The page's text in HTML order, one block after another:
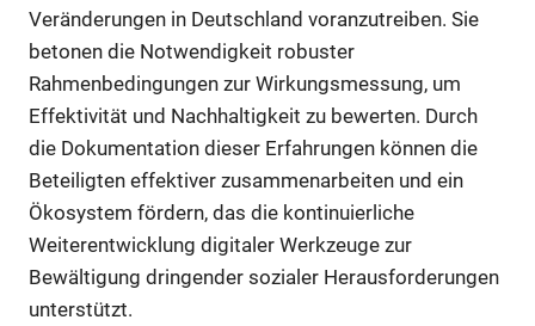
Veränderungen in Deutschland voranzutreiben. Sie
betonen die Notwendigkeit robuster
Rahmenbedingungen zur Wirkungsmessung, um
Effektivität und Nachhaltigkeit zu bewerten. Durch
die Dokumentation dieser Erfahrungen können die
Beteiligten effektiver zusammenarbeiten und ein
Ökosystem fördern, das die kontinuierliche
Weiterentwicklung digitaler Werkzeuge zur
Bewältigung dringender sozialer Herausforderungen
unterstützt.